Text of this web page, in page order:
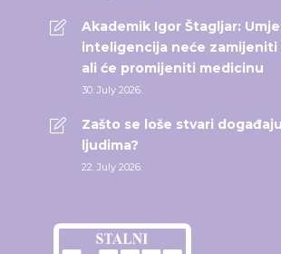
Akademik Igor Štagljar:
inteligencija neće zamijeniti
ali će promijeniti medicinu
30. July 2026.
Zašto se loše stvari
ljudima?
22. July 2026.